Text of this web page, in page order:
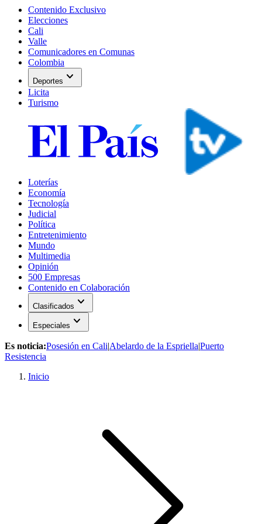
Contenido Exclusivo
Elecciones
Cali
Valle
Comunicadores en Comunas
Colombia
Deportes expand_more
Licita
Turismo
Loterías
Economía
Tecnología
Judicial
Política
Entretenimiento
Mundo
Multimedia
Opinión
500 Empresas
Contenido en Colaboración
Clasificados expand_more
Especiales expand_more
Es noticia:Posesión en Cali|Abelardo de la Espriella|Puerto
Resistencia
Inicio